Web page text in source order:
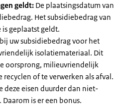
geldt: De plaatsingsdatum van
Het subsidiebedrag van
geplaatst geldt.
uw subsidiebedrag voor het
isolatiemateriaal. Dit
oorsprong, milieuvriendelijk
of te verwerken als afval.
deze eisen duurder dan niet-
is er een bonus.